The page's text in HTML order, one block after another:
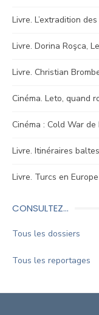
Livre. L’extradition
Livre. Dorina Roşca,
Livre. Christian
Cinéma. Leto, quand
Cinéma : Cold War de
Livre. Itinéraires baltes
Livre. Turcs en
CONSULTEZ…
Tous les dossiers
Tous les reportages